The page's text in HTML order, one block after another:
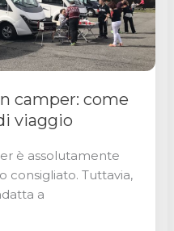
camper: come
viaggio
è assolutamente
consigliato. Tuttavia,
a